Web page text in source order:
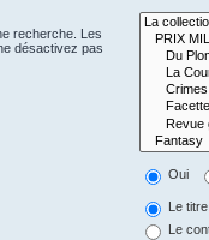
recherche. Les
désactivez pas
Oui
Le
Le